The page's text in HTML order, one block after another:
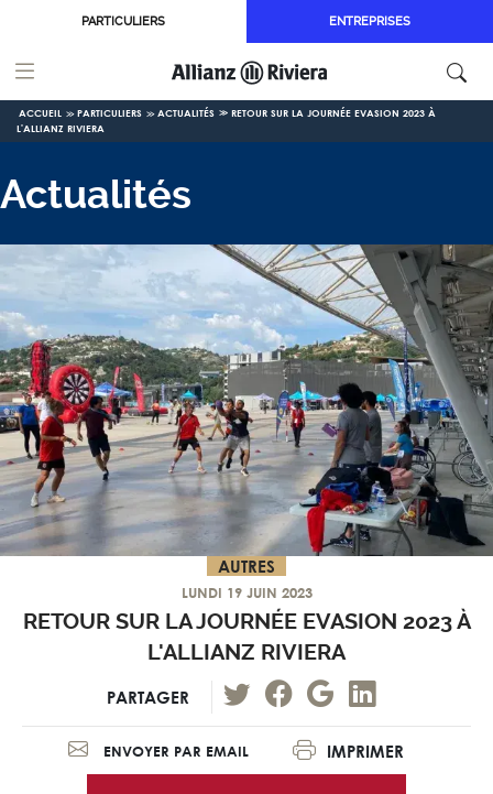
Aller au contenu principal
PARTICULIERS ENTREPRISES
ACCUEIL PARTICULIERS ACTUALITÉS
RETOUR SUR LA JOURNÉE EVASION 2023 À
L'ALLIANZ RIVIERA
Actualités
AUTRES
LUNDI 19 JUIN 2023
RETOUR SUR LA JOURNÉE EVASION 2023 À
L'ALLIANZ RIVIERA
PARTAGER
ENVOYER PAR EMAIL IMPRIMER